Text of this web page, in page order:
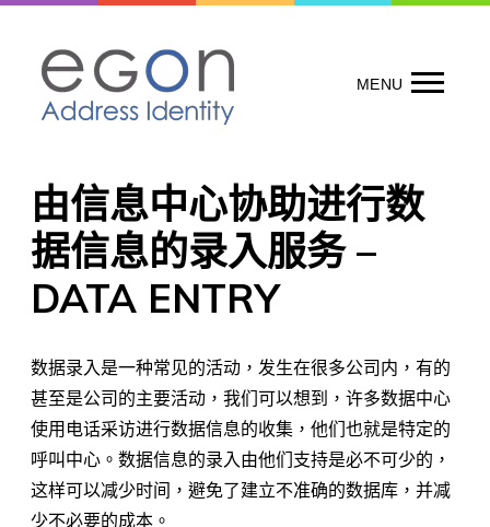
content
MENU
由信息中心协助进行数
据信息的录入服务 –
DATA ENTRY
数据录入是一种常见的活动，发生在很多公司内，有的
甚至是公司的主要活动，我们可以想到，许多数据中心
使用电话采访进行数据信息的收集，他们也就是特定的
呼叫中心。数据信息的录入由他们支持是必不可少的，
这样可以减少时间，避免了建立不准确的数据库，并减
少不必要的成本。